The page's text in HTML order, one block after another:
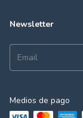
Newsletter
Medios de pago